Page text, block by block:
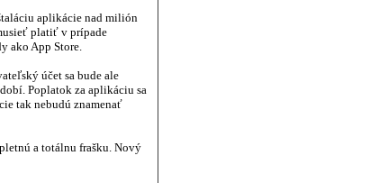
aplikácie nad milión
platiť v prípade
ako App Store.
účet sa bude ale
Poplatok za aplikáciu sa
tak nebudú znamenať
a totálnu frašku. Nový